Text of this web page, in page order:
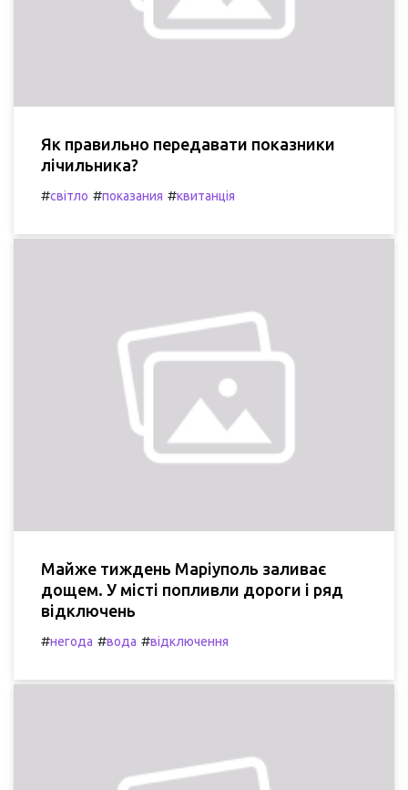
Як правильно передавати показники
лічильника?
#світло #показания #квитанція
Майже тиждень Маріуполь заливає
дощем. У місті попливли дороги і ряд
відключень
#негода #вода #відключення